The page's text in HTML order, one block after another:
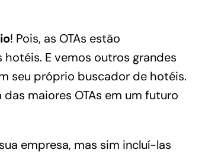
! Pois, as OTAs estão
E vemos outros grandes
seu próprio buscador de hotéis.
maiores OTAs em um futuro
empresa, mas sim incluí-las